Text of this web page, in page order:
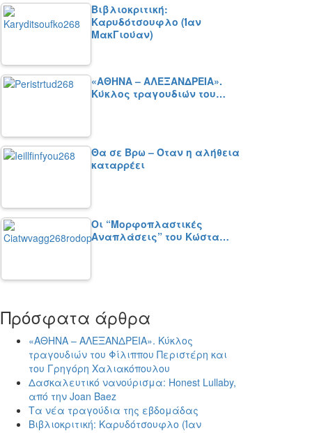
Βιβλιοκριτική:
Καρυδότσουφλο (Ίαν
ΜακΓιούαν)
«ΑΘΗΝΑ – ΑΛΕΞΑΝΔΡΕΙΑ».
Κύκλος τραγουδιών του…
Θα σε Βρω – Όταν η αλήθεια
καταρρέει
Οι “Μορφοπλαστικές
Αναπλάσεις” του Κώστα…
Πρόσφατα άρθρα
«ΑΘΗΝΑ – ΑΛΕΞΑΝΔΡΕΙΑ». Κύκλος
τραγουδιών του Φίλιππου Περιστέρη και
του Γρηγόρη Χαλιακόπουλου
Δασκαλευτικό νανούρισμα: Honest Lullaby,
από την Joan Baez
Τα νέα τραγούδια της εβδομάδας
Βιβλιοκριτική: Καρυδότσουφλο (Ίαν